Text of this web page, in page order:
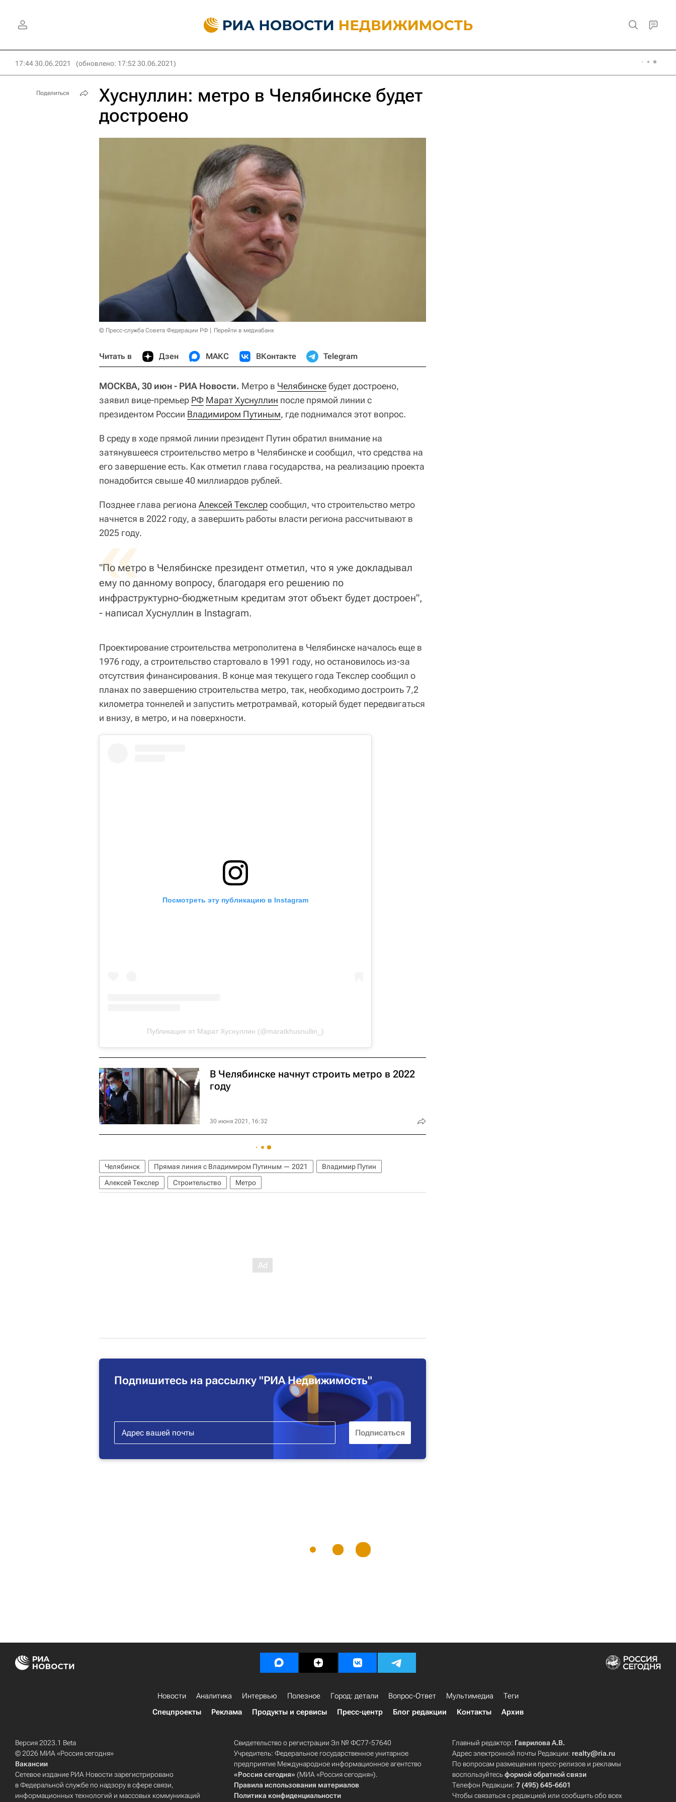
17:44 30.06.2021 (обновлено: 17:52 30.06.2021)
Хуснуллин: метро в Челябинске будет
достроено
© Пресс-служба Совета Федерации РФ Перейти в медиабанк
Читать в Дзен МАКС ВКонтакте Telegram
МОСКВА, 30 июн - РИА Новости. Метро в Челябинскебудет достроено,
заявил вице-премьер РФ Марат Хуснуллин после прямой линии с
президентом России Владимиром Путиным, где поднимался этот вопрос.
В среду в ходе прямой линии президент Путин обратил внимание на
затянувшееся строительство метро в Челябинске и сообщил, что средства на
его завершение есть. Как отметил глава государства, на реализацию проекта
понадобится свыше 40 миллиардов рублей.
Позднее глава региона Алексей Текслерсообщил, что строительство метро
начнется в 2022 году, а завершить работы власти региона рассчитывают в
2025 году.
«
"По метро в Челябинске президент отметил, что я уже докладывал
ему по данному вопросу, благодаря его решению по
инфраструктурно-бюджетным кредитам этот объект будет достроен",
- написал Хуснуллин в Instagram.
Проектирование строительства метрополитена в Челябинске началось еще в
1976 году, а строительство стартовало в 1991 году, но остановилось из-за
отсутствия финансирования. В конце мая текущего года Текслер сообщил о
планах по завершению строительства метро, так, необходимо достроить 7,2
километра тоннелей и запустить метротрамвай, который будет передвигаться
и внизу, в метро, и на поверхности.
Посмотреть эту публикацию в Instagram
Публикация от Марат Хуснуллин (@maratkhusnullin_)
В Челябинске начнут строить метро в 2022
году
30 июня 2021, 16:32
Челябинск Прямая линия с Владимиром Путиным — 2021
Владимир Путин
Алексей Текслер
Строительство Метро
Подпишитесь на рассылку "РИА Недвижимость"
Поделиться
Новости Аналитика Интервью Полезное Город: детали Вопрос-Ответ Мультимедиа
Теги
Спецпроекты
Реклама Продукты и сервисы Пресс-центр Блог редакции Контакты Архив
Версия 2023.1 Beta
© 2026 МИА «Россия сегодня»
Вакансии
Сетевое издание РИА Новости зарегистрировано
в Федеральной службе по надзору в сфере связи,
информационных технологий и массовых коммуникаций
Свидетельство о регистрации Эл № ФС77-57640
Учредитель: Федеральное государственное унитарное
предприятие Международное информационное агентство
«Россия сегодня» (МИА «Россия сегодня»).
Правила использования материалов
Политика конфиденциальности
Главный редактор: Гаврилова А.В.
Адрес электронной почты Редакции: realty@ria.ru
По вопросам размещения пресс-релизов и рекламы
воспользуйтесьформой обратной связи
Телефон Редакции:7 (495) 645-6601
Чтобы связаться с редакцией или сообщить обо всех